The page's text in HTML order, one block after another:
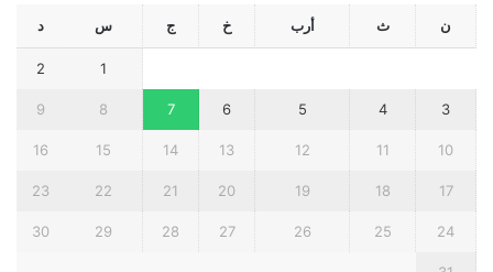
ن ث أرب خ ج س د
1
2
3
4
5
6
7
8
9
10
11
12
13
14
15
16
17
18
19
20
21
22
23
24
25
26
27
28
29
30